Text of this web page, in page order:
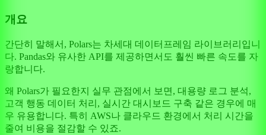
개요
간단히 말해서, Polars는 차세대 데이터프레임 라이브러리입니
다. Pandas와 유사한 API를 제공하면서도 훨씬 빠른 속도를 자
랑합니다.
왜 Polars가 필요한지 실무 관점에서 보면, 대용량 로그 분석,
고객 행동 데이터 처리, 실시간 대시보드 구축 같은 경우에 매
우 유용합니다. 특히 AWS나 클라우드 환경에서 처리 시간을
줄여 비용을 절감할 수 있죠.